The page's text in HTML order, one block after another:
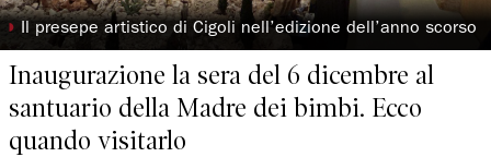
◗ Il presepe artistico di Cigoli nell’edizione dell’anno scorso
Inaugurazione la sera del 6 dicembre al
santuario della Madre dei bimbi. Ecco
quando visitarlo